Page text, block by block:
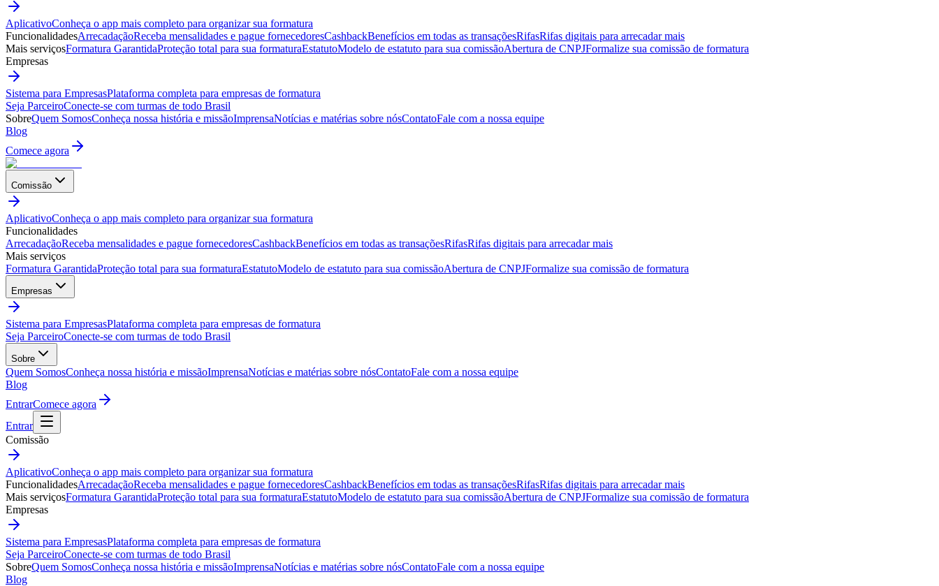
AplicativoConheça o app mais completo para organizar sua formatura
FuncionalidadesArrecadaçãoReceba mensalidades e pague fornecedoresCashbackBenefícios em todas as transaçõesRifasRifas digitais para arrecadar mais
Mais serviçosFormatura GarantidaProteção total para sua formaturaEstatutoModelo de estatuto para sua comissãoAbertura de CNPJFormalize sua comissão de formatura
Empresas
Sistema para EmpresasPlataforma completa para empresas de formatura
Seja ParceiroConecte-se com turmas de todo Brasil
SobreQuem SomosConheça nossa história e missãoImprensaNotícias e matérias sobre nósContatoFale com a nossa equipe
Blog
Comece agora
Comissão
AplicativoConheça o app mais completo para organizar sua formatura
Funcionalidades
ArrecadaçãoReceba mensalidades e pague fornecedoresCashbackBenefícios em todas as transaçõesRifasRifas digitais para arrecadar mais
Mais serviços
Formatura GarantidaProteção total para sua formaturaEstatutoModelo de estatuto para sua comissãoAbertura de CNPJFormalize sua comissão de formatura
Empresas
Sistema para EmpresasPlataforma completa para empresas de formatura
Seja ParceiroConecte-se com turmas de todo Brasil
Sobre
Quem SomosConheça nossa história e missãoImprensaNotícias e matérias sobre nósContatoFale com a nossa equipe
Blog
EntrarComece agora
Entrar
Comissão
AplicativoConheça o app mais completo para organizar sua formatura
FuncionalidadesArrecadaçãoReceba mensalidades e pague fornecedoresCashbackBenefícios em todas as transaçõesRifasRifas digitais para arrecadar mais
Mais serviçosFormatura GarantidaProteção total para sua formaturaEstatutoModelo de estatuto para sua comissãoAbertura de CNPJFormalize sua comissão de formatura
Empresas
Sistema para EmpresasPlataforma completa para empresas de formatura
Seja ParceiroConecte-se com turmas de todo Brasil
SobreQuem SomosConheça nossa história e missãoImprensaNotícias e matérias sobre nósContatoFale com a nossa equipe
Blog